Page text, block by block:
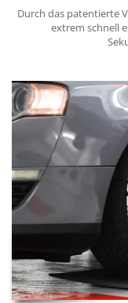
Durch das patentierte
extrem schnell